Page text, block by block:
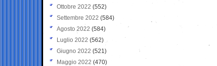
Ottobre 2022 (552)
Settembre 2022 (584)
Agosto 2022 (584)
Luglio 2022 (562)
Giugno 2022 (521)
Maggio 2022 (470)